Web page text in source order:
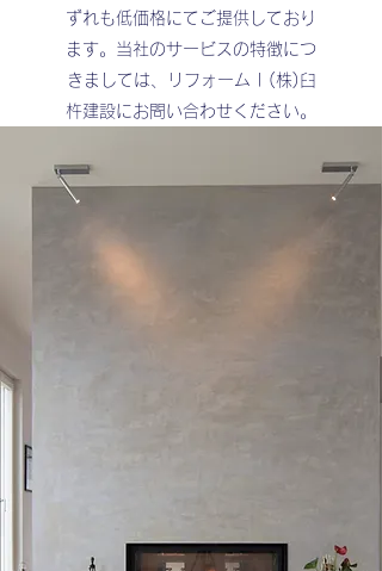
ずれも低価格にてご提供しており
ます。当社のサービスの特徴につ
きましては、リフォーム | (株)臼
杵建設にお問い合わせください。